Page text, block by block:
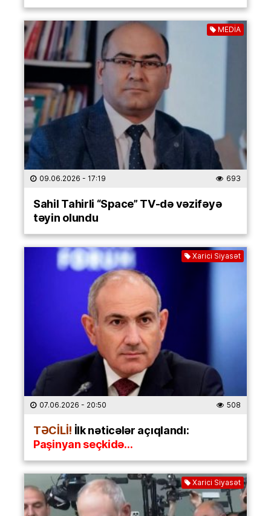
MEDİA
09.06.2026 - 17:19 693
Sahil Tahirli “Space” TV-də vəzifəyə
təyin olundu
Xarici Siyasət
07.06.2026 - 20:50 508
TƏCİLİ! İlk nəticələr açıqlandı:
Paşinyan seçkidə…
Xarici Siyasət